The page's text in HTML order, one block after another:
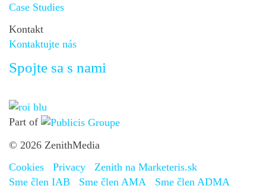
Case Studies
Kontakt
Kontaktujte nás
Spojte sa s nami
Part of
© 2026 ZenithMedia
Cookies
Privacy
Zenith na Marketeris.sk
Sme člen IAB
Sme člen AMA Sme člen ADMA